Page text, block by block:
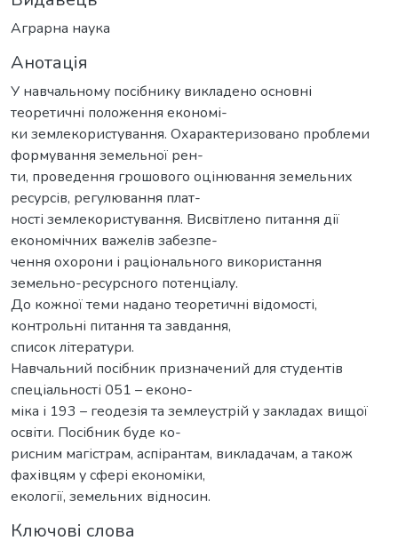
Аграрна наука
Анотація
У навчальному посібнику викладено основні
теоретичні положення економі-
ки землекористування. Охарактеризовано проблеми
формування земельної рен-
ти, проведення грошового оцінювання земельних
ресурсів, регулювання плат-
ності землекористування. Висвітлено питання дії
економічних важелів забезпе-
чення охорони і раціонального використання
земельно-ресурсного потенціалу.
До кожної теми надано теоретичні відомості,
контрольні питання та завдання,
список літератури.
Навчальний посібник призначений для студентів
спеціальності 051 – еконо-
міка і 193 – геодезія та землеустрій у закладах вищої
освіти. Посібник буде ко-
рисним магістрам, аспірантам, викладачам, а також
фахівцям у сфері економіки,
екології, земельних відносин.
Ключові слова